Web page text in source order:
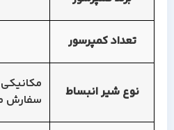
تعداد کمپرسور
نوع شیر انبساط
مکانیکی یا
سفارش